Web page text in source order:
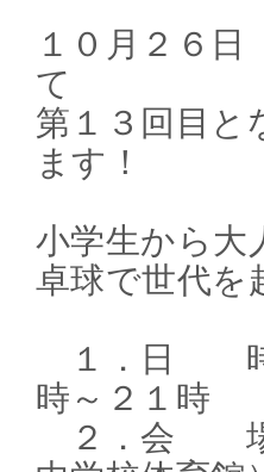
１０月２６
て
第１３回目と
ます！
小学生から大
卓球で世代を
１．日 時
時～２１時
２．会 場